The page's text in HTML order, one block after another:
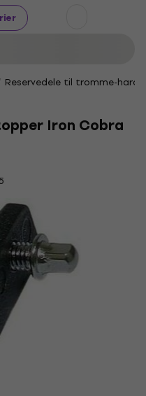
Reservedele til tromme-
Iron Cobra